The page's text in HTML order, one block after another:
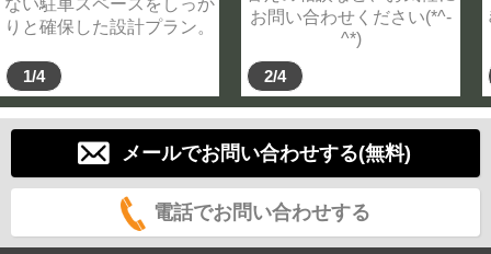
1/4 2/4
メールでお問い合わせする(無料)
電話でお問い合わせする